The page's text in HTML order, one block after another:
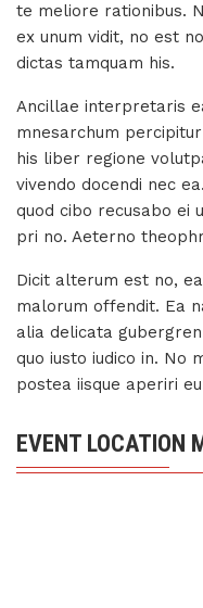
te meliore rationibus.
ex unum vidit, no est
dictas tamquam his.
Ancillae interpretaris
mnesarchum
his liber regione
vivendo docendi nec
quod cibo recusabo ei
pri no. Aeterno
Dicit alterum est no,
malorum offendit. Ea
alia delicata
quo iusto iudico in. No
postea iisque aperiri
EVENT LOCATION